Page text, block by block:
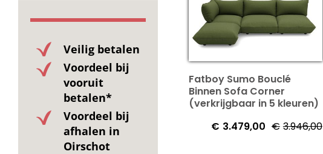
Fatboy Sumo Bouclé
Binnen Sofa Corner
(verkrijgbaar in 5 kleuren)
€ 3.946,00
€ 3.479,00
Veilig betalen
Voordeel bij
vooruit
betalen*
Voordeel bij
afhalen in
Oirschot